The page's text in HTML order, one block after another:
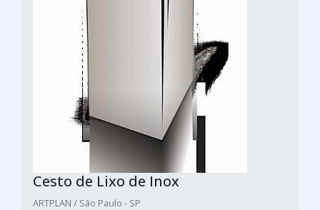
Cesto de Lixo de Inox
ARTPLAN / São Paulo - SP